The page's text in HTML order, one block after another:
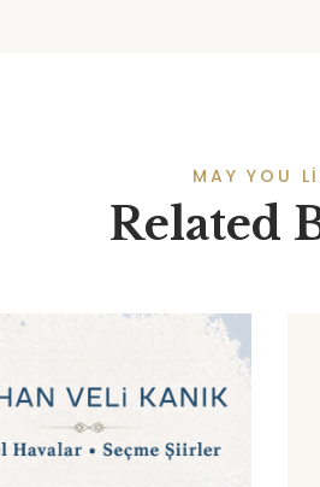
MAY YOU
Related